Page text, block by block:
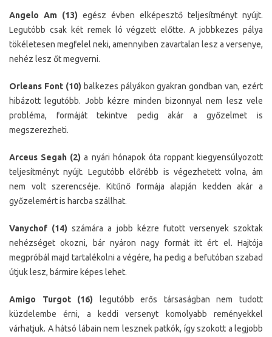
Angelo Am (13) egész évben elképesztő teljesítményt nyújt.
Legutóbb csak két remek ló végzett előtte. A jobbkezes pálya
tökéletesen megfelel neki, amennyiben zavartalan lesz a versenye,
nehéz lesz őt megverni.
Orleans Font (10) balkezes pályákon gyakran gondban van, ezért
hibázott legutóbb. Jobb kézre minden bizonnyal nem lesz vele
probléma, formáját tekintve pedig akár a győzelmet is
megszerezheti.
Arceus Segah (2) a nyári hónapok óta roppant kiegyensúlyozott
teljesítményt nyújt. Legutóbb előrébb is végezhetett volna, ám
nem volt szerencséje. Kitűnő formája alapján kedden akár a
győzelemért is harcba szállhat.
Vanychof (14) számára a jobb kézre futott versenyek szoktak
nehézséget okozni, bár nyáron nagy formát itt ért el. Hajtója
megpróbál majd tartalékolni a végére, ha pedig a befutóban szabad
útjuk lesz, bármire képes lehet.
Amigo Turgot (16) legutóbb erős társaságban nem tudott
küzdelembe érni, a keddi versenyt komolyabb reményekkel
várhatjuk. A hátsó lábain nem lesznek patkók, így szokott a legjobb